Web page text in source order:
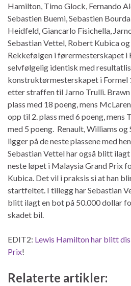
Hamilton, Timo Glock, Fernando
Sebastien Buemi, Sebastien
Heidfeld, Giancarlo Fisichella,
Sebastian Vettel, Robert Kubica
Rekkefølgen i førermesterskapet i
selvfølgelig identisk med
konstruktørmesterskapet i Formel
etter straffen til Jarno Trulli.
plass med 18 poeng, mens
opp til 2. plass med 6 poeng, mens
med 5 poeng. Renault, Williams og
ligger på de neste plassene med
Sebastian Vettel har også blitt
neste løpet i Malaysia Grand Prix
Kubica. Det vil i praksis si at han
startfeltet. I tillegg har Sebastian
blitt ilagt en bot på 50.000 dollar
skadet bil.
EDIT2: Lewis Hamilton har blitt
Prix!
Relaterte artikler: